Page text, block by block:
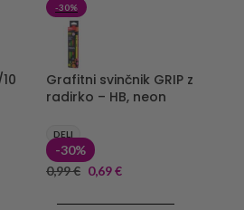
-30%
Grafitni svinčnik GRIP z
radirko – HB, neon
DELI
-30%
0,99€ 0,69€